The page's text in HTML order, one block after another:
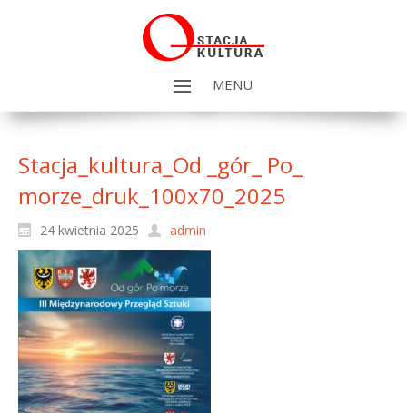
MENU
Stacja_kultura_Od _gór_ Po_
morze_druk_100x70_2025
24 kwietnia 2025 admin